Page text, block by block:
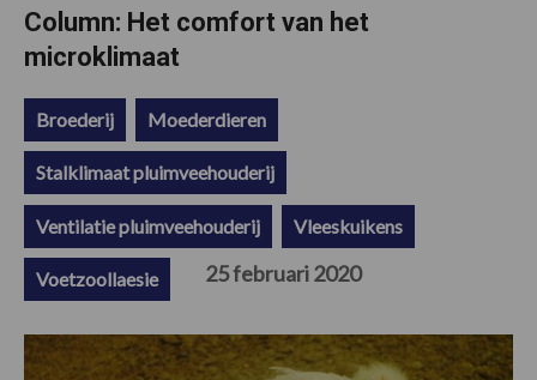
Column: Het comfort van het
microklimaat
Broederij Moederdieren
Stalklimaat pluimveehouderij
Ventilatie pluimveehouderij Vleeskuikens
Voetzoollaesie 25 februari 2020